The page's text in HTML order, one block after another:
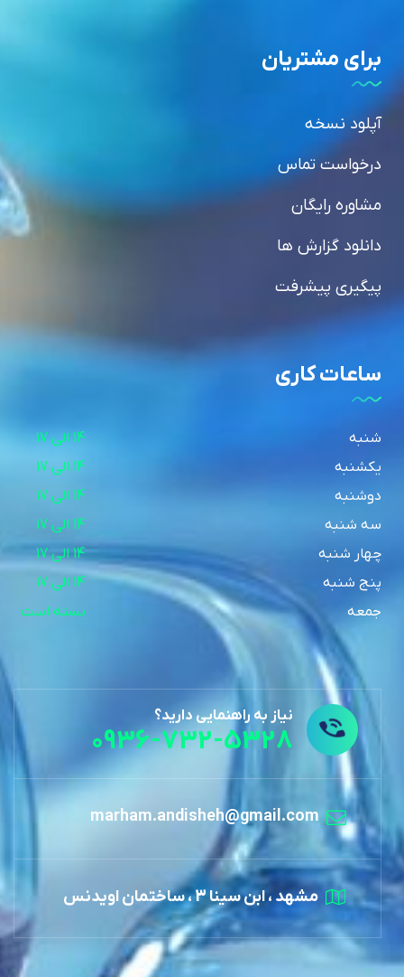
برای مشتریان
آپلود نسخه
درخواست تماس
مشاوره رایگان
دانلود گزارش ها
پیگیری پیشرفت
ساعات کاری
شنبه
یکشنبه
دوشنبه
سه شنبه
چهار شنبه
14 الی 17
پنج شنبه
14 الی 17
جمعه
بسته است
نیاز به راهنمایی دارید؟
0936-732-5328
marham.andisheh@gmail.com
مشهد ، ابن سینا 3 ، ساختمان اویدنس